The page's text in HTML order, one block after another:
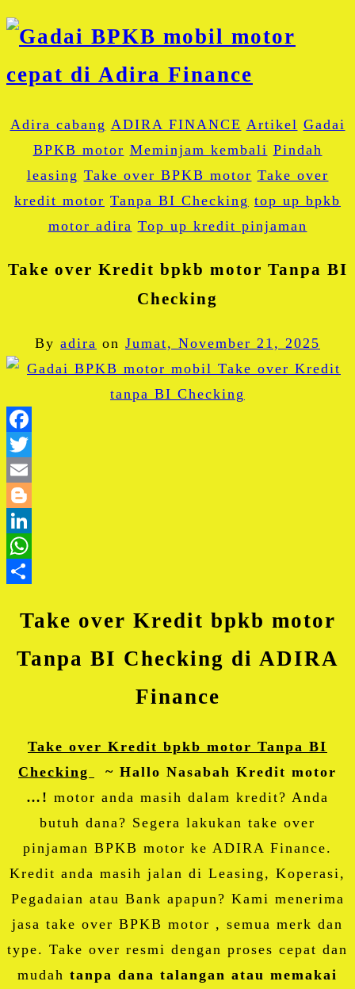
Adira cabang ADIRA FINANCE Artikel Gadai
BPKB motor Meminjam kembali Pindah
leasing Take over BPKB motor Take over
kredit motor Tanpa BI Checking top up bpkb
motor adira Top up kredit pinjaman
Take over Kredit bpkb motor Tanpa BI
Checking
By adira on Jumat, November 21, 2025
Take over Kredit bpkb motor
Tanpa BI Checking di ADIRA
Finance
Take over Kredit bpkb motor Tanpa BI
Checking
~ Hallo Nasabah Kredit motor
…! motor anda masih dalam kredit? Anda
butuh dana? Segera lakukan take over
pinjaman BPKB motor ke ADIRA Finance.
Kredit anda masih jalan di Leasing, Koperasi,
Pegadaian atau Bank apapun? Kami menerima
jasa take over BPKB motor , semua merk dan
type. Take over resmi dengan proses cepat dan
mudah tanpa dana talangan atau memakai